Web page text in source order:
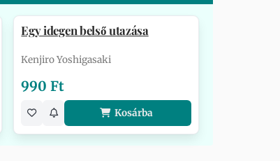
Egy idegen belső utazása
Kenjiro Yoshigasaki
990 Ft
Kosárba